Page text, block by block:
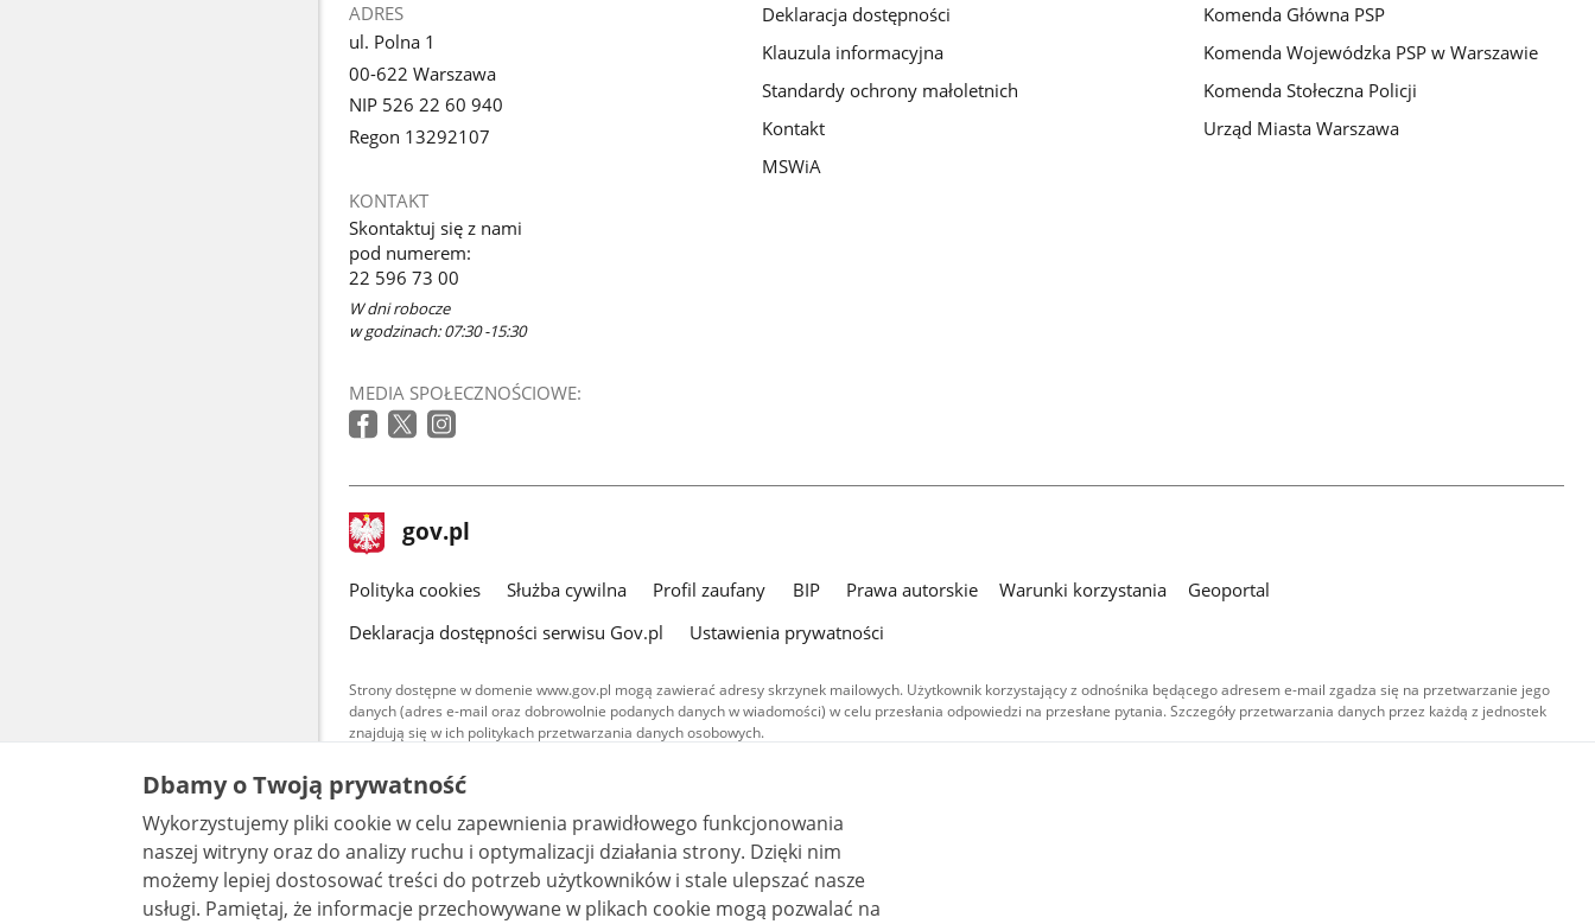
ADRES
ul. Polna 1
00-622 Warszawa
NIP 526 22 60 940
Regon 13292107
KONTAKT
Skontaktuj się z nami
pod numerem:
22 596 73 00
W dni robocze
w godzinach: 07:30 -15:30
MEDIA SPOŁECZNOŚCIOWE:
Deklaracja dostępności
Klauzula informacyjna
Standardy ochrony małoletnich
Kontakt
MSWiA
Komenda Główna PSP
Komenda Wojewódzka PSP w Warszawie
Komenda Stołeczna Policji
Urząd Miasta Warszawa
stopka
gov.pl Strona
gov.pl
gov.pl
Polityka cookies Służba cywilna Profil zaufany BIP Prawa autorskie Warunki korzystania
Geoportal
Deklaracja dostępności serwisu Gov.pl
Ustawienia prywatności
Strony dostępne w domenie www.gov.pl mogą zawierać adresy skrzynek mailowych. Użytkownik korzystający z odnośnika będącego adresem e-mail zgadza się na przetwarzanie jego
danych (adres e-mail oraz dobrowolnie podanych danych w wiadomości) w celu przesłania odpowiedzi na przesłane pytania. Szczegóły przetwarzania danych przez każdą z jednostek
znajdują się w ich politykach przetwarzania danych osobowych.
Treści tekstowe publikowane w serwisie (z wyłączeniem treści audiowizualnych), są
udostępniane na licencji typu Creative Commons: uznanie autorstwa - na tych samych
warunkach 4.0 (CC BY-SA 4.0). Materiały audiowizualne, w tym zdjęcia, materiały audio i wideo,
są udostępniane na licencji typu Creative Commons: uznanie autorstwa użycie niekomercyjne -
bez utworów zależnych 4.0 (CC BY-NC-ND 4.0), o ile nie jest to stwierdzone inaczej.
Dbamy o Twoją prywatność
Wykorzystujemy pliki cookie w celu zapewnienia prawidłowego funkcjonowania
naszej witryny oraz do analizy ruchu i optymalizacji działania strony. Dzięki nim
możemy lepiej dostosować treści do potrzeb użytkowników i stale ulepszać nasze
usługi. Pamiętaj, że informacje przechowywane w plikach cookie mogą pozwalać na